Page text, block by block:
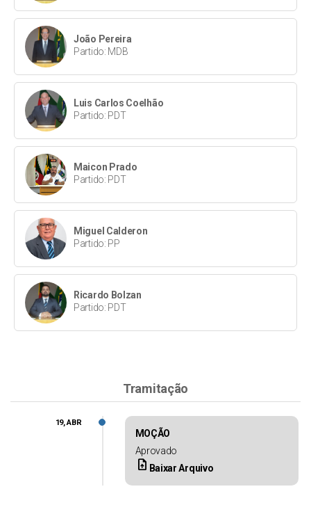
João Pereira
Partido: MDB
Luis Carlos Coelhão
Partido: PDT
Maicon Prado
Partido: PDT
Miguel Calderon
Partido: PP
Ricardo Bolzan
Partido: PDT
Tramitação
MOÇÃO
Aprovado
upload_file Baixar Arquivo
19, ABR